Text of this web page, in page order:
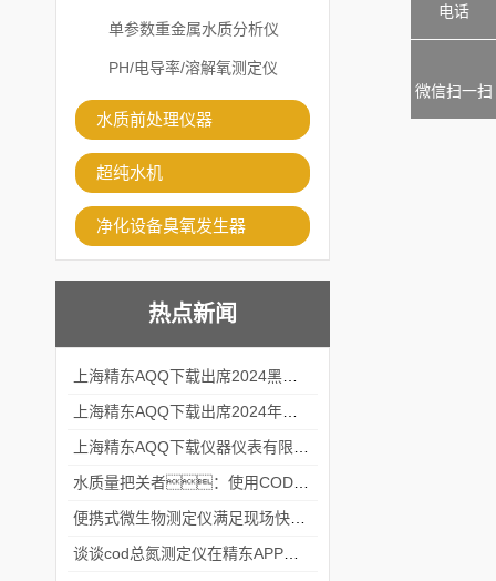
载安装
单参数重金属水质分析仪
PH/电导率/溶解氧测定仪
水质前处理仪器
超纯水机
净化设备臭氧发生器
热点新闻
电话
微信扫一扫